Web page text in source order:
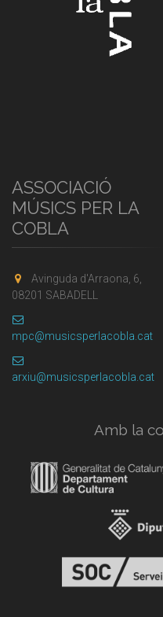
ASSOCIACIÓ
MÚSICS PER LA
COBLA
Avinguda d'Arraona, 6,
08201 SABADELL
mpc@musicsperlacobla.cat
arxiu@musicsperlacobla.cat
Amb la